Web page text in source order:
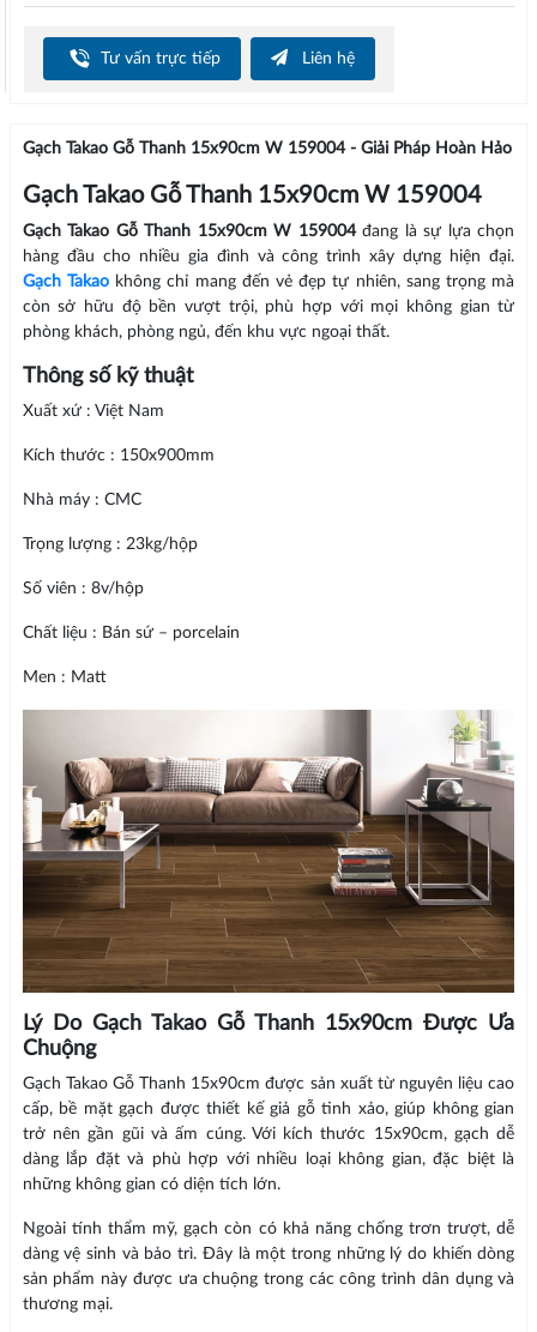
Tư vấn trực tiếp Liên hệ
Gạch Takao Gỗ Thanh 15x90cm W 159004 - Giải Pháp Hoàn Hảo
Gạch Takao Gỗ Thanh 15x90cm W 159004
Gạch Takao Gỗ Thanh 15x90cm W 159004đang là sự lựa chọn
hàng đầu cho nhiều gia đình và công trình xây dựng hiện đại.
Gạch Takaokhông chỉ mang đến vẻ đẹp tự nhiên, sang trọng mà
còn sở hữu độ bền vượt trội, phù hợp với mọi không gian từ
phòng khách, phòng ngủ, đến khu vực ngoại thất.
Thông số kỹ thuật
Xuất xứ : Việt Nam
Kích thước : 150x900mm
Nhà máy : CMC
Trọng lượng : 23kg/hộp
Số viên : 8v/hộp
Chất liệu : Bán sứ – porcelain
Men : Matt
Lý Do Gạch Takao Gỗ Thanh 15x90cm Được Ưa
Chuộng
Gạch Takao Gỗ Thanh 15x90cm được sản xuất từ nguyên liệu cao
cấp, bề mặt gạch được thiết kế giả gỗ tinh xảo, giúp không gian
trở nên gần gũi và ấm cúng. Với kích thước 15x90cm, gạch dễ
dàng lắp đặt và phù hợp với nhiều loại không gian, đặc biệt là
những không gian có diện tích lớn.
Ngoài tính thẩm mỹ, gạch còn có khả năng chống trơn trượt, dễ
dàng vệ sinh và bảo trì. Đây là một trong những lý do khiến dòng
sản phẩm này được ưa chuộng trong các công trình dân dụng và
thương mại.